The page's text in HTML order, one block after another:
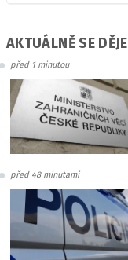
AKTUÁLNĚ SE DĚJE
před 1 minutou
před 48 minutami